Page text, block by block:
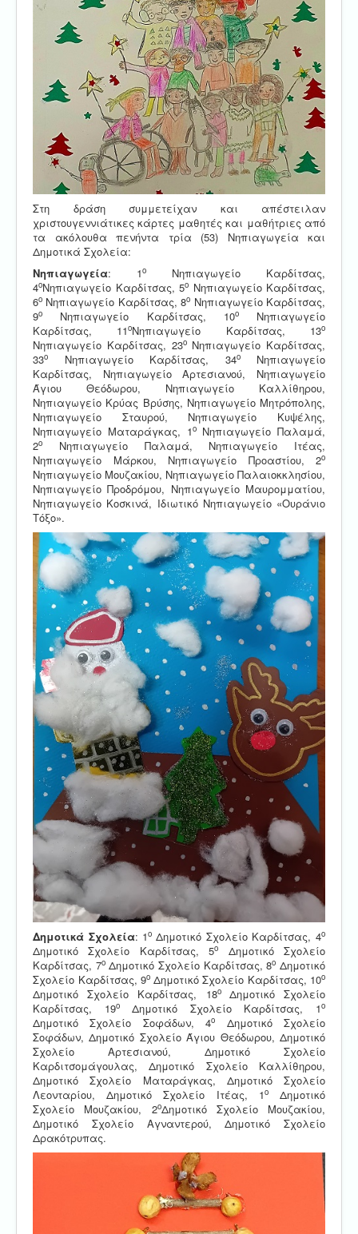
Στη δράση συμμετείχαν και απέστειλαν
χριστουγεννιάτικες κάρτες μαθητές και μαθήτριες από
τα ακόλουθα πενήντα τρία (53) Νηπιαγωγεία και
Δημοτικά Σχολεία:
Νηπιαγωγεία: 1ο
Νηπιαγωγείο Καρδίτσας,
4οΝηπιαγωγείο Καρδίτσας, 5ο Νηπιαγωγείο Καρδίτσας,
6ο Νηπιαγωγείο Καρδίτσας, 8ο Νηπιαγωγείο Καρδίτσας,
9ο Νηπιαγωγείο Καρδίτσας, 10οΝηπιαγωγείο
Καρδίτσας, 11οΝηπιαγωγείο Καρδίτσας, 13ο
Νηπιαγωγείο Καρδίτσας, 23οΝηπιαγωγείο Καρδίτσας,
33ο Νηπιαγωγείο Καρδίτσας, 34οΝηπιαγωγείο
Καρδίτσας, Νηπιαγωγείο Αρτεσιανού, Νηπιαγωγείο
Άγιου Θεόδωρου, Νηπιαγωγείο Καλλίθηρου,
Νηπιαγωγείο Κρύας Βρύσης, Νηπιαγωγείο Μητρόπολης,
Νηπιαγωγείο Σταυρού, Νηπιαγωγείο Κυψέλης,
Νηπιαγωγείο Ματαράγκας, 1οΝηπιαγωγείο Παλαμά,
2ο
Νηπιαγωγείο Παλαμά, Νηπιαγωγείο Ιτέας,
Νηπιαγωγείο Μάρκου, Νηπιαγωγείο Προαστίου, 2ο
Νηπιαγωγείο Μουζακίου, Νηπιαγωγείο Παλαιοκκλησίου,
Νηπιαγωγείο Προδρόμου, Νηπιαγωγείο Μαυρομματίου,
Νηπιαγωγείο Κοσκινά, Ιδιωτικό Νηπιαγωγείο «Ουράνιο
Τόξο».
Δημοτικά Σχολεία: 1ο Δημοτικό Σχολείο Καρδίτσας, 4ο
Δημοτικό Σχολείο Καρδίτσας, 5ο
Δημοτικό Σχολείο
Καρδίτσας, 7οΔημοτικό Σχολείο Καρδίτσας, 8ο Δημοτικό
Σχολείο Καρδίτσας, 9ο Δημοτικό Σχολείο Καρδίτσας, 10ο
Δημοτικό Σχολείο Καρδίτσας, 18ο Δημοτικό Σχολείο
Καρδίτσας, 19οΔημοτικό Σχολείο Καρδίτσας, 1ο
Δημοτικό Σχολείο Σοφάδων, 4ο
Δημοτικό Σχολείο
Σοφάδων, Δημοτικό Σχολείο Άγιου Θεόδωρου, Δημοτικό
Σχολείο Αρτεσιανού, Δημοτικό Σχολείο
Καρδιτσομάγουλας, Δημοτικό Σχολείο Καλλίθηρου,
Δημοτικό Σχολείο Ματαράγκας, Δημοτικό Σχολείο
Λεονταρίου, Δημοτικό Σχολείο Ιτέας, 1οΔημοτικό
Σχολείο Μουζακίου, 2οΔημοτικό Σχολείο Μουζακίου,
Δημοτικό Σχολείο Αγναντερού, Δημοτικό Σχολείο
Δρακότρυπας.